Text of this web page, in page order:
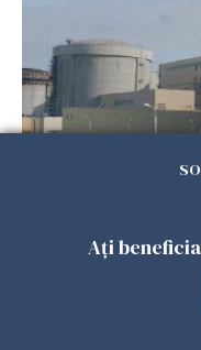
Reactorul 2 de la
controlat, din
Ați